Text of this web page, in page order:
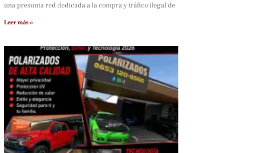
una presunta red dedicada a la compra y tráfico ilegal de
Leer más »